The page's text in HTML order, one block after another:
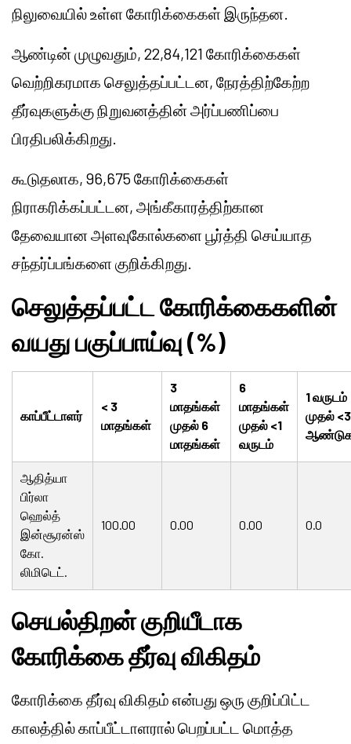
நிலுவையில் உள்ள கோரிக்கைகள் இருந்தன.
ஆண்டின் முழுவதும், 22,84,121 கோரிக்கைகள்
வெற்றிகரமாக செலுத்தப்பட்டன, நேரத்திற்கேற்ற
தீர்வுகளுக்கு நிறுவனத்தின் அர்ப்பணிப்பை
பிரதிபலிக்கிறது.
கூடுதலாக, 96,675 கோரிக்கைகள்
நிராகரிக்கப்பட்டன, அங்கீகாரத்திற்கான
தேவையான அளவுகோல்களை பூர்த்தி செய்யாத
சந்தர்ப்பங்களை குறிக்கிறது.
செலுத்தப்பட்ட கோரிக்கைகளின்
வயது பகுப்பாய்வு (%)
காப்பீட்டாளர்
< 3
மாதங்கள்
3
மாதங்கள்
முதல் 6
மாதங்கள்
6
மாதங்கள்
முதல் <1
வருடம்
1 வருடம்
முதல் <3
ஆதித்யா
பிர்லா
ஹெல்த்
இன்சூரன்ஸ்
கோ.
லிமிடெட்.
100.00 0.00 0.00 0.0
செயல்திறன் குறியீடாக
கோரிக்கை தீர்வு விகிதம்
கோரிக்கை தீர்வு விகிதம் என்பது ஒரு குறிப்பிட்ட
காலத்தில் காப்பீட்டாளரால் பெறப்பட்ட மொத்த